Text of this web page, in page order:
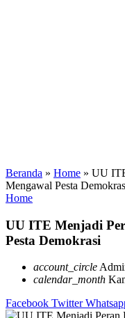
Beranda » Home » UU
Mengawal Pesta
Home
UU ITE Menjadi
Pesta Demokrasi
account_circle
calendar_month
Facebook Twitter